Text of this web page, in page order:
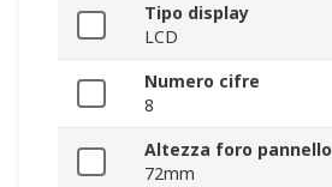
Tipo display
LCD
Numero cifre
8
Altezza foro pannello
72mm